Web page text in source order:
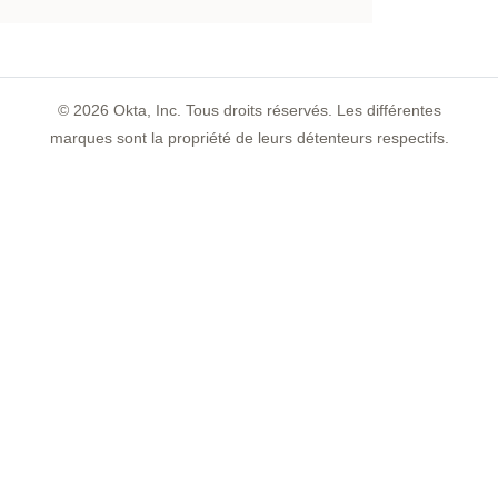
© 2026 Okta, Inc. Tous droits réservés. Les différentes
marques sont la propriété de leurs détenteurs respectifs.